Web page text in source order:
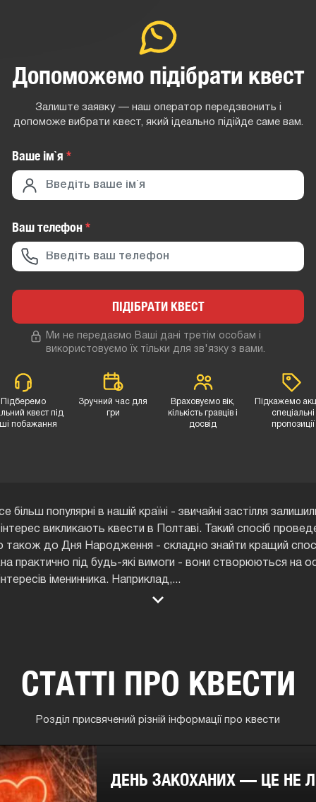
Допоможемо підібрати квест
Залиште заявку — наш оператор передзвонить і
допоможе вибрати квест, який ідеально підійде саме вам.
Ваше iм`я *
Ваш телефон*
ПІДІБРАТИ КВЕСТ
Ми не передаємо Ваші дані третім особам і
використовуємо їх тільки для зв'язку з вами.
Підберемо
квест під
побажання
Зручний час для
гри
Враховуємо вік,
кількість гравців і
досвід
Підкажемо
спеціальні
пропозиції
популярні в нашій країні - звичайні застілля
викликають квести в Полтаві. Такий спосіб
також до Дня Народження - складно знайти кращий
практично під будь-які вимоги - вони створюються на
іменинника. Наприклад,...
СТАТТІ ПРО КВЕСТИ
Розділ присвячений різній інформації про квести
ДЕНЬ ЗАКОХАНИХ — ЦЕ НЕ